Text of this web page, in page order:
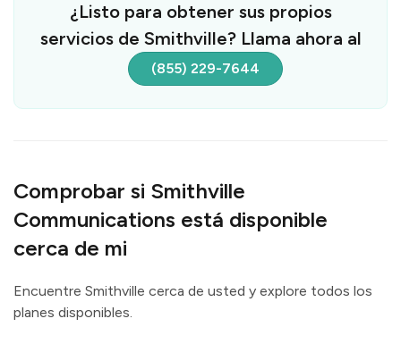
¿Listo para obtener sus propios
servicios de Smithville? Llama ahora al
(855) 229-7644
Comprobar si Smithville
Communications está disponible
cerca de mi
Encuentre Smithville cerca de usted y explore todos los
planes disponibles.